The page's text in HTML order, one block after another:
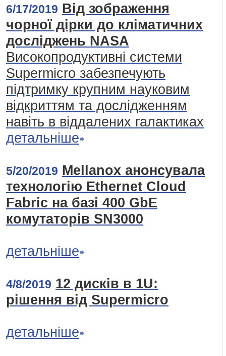
6/17/2019 Від зображення
чорної дірки до кліматичних
досліджень NASA
Високопродуктивні системи
Supermicro забезпечують
підтримку крупним науковим
відкриттям та дослідженням
навіть в віддалених галактиках
детальніше
5/20/2019 Mellanox анонсувала
технологію Ethernet Cloud
Fabric на базі 400 GbE
комутаторів SN3000
детальніше
4/8/2019 12 дисків в 1U:
рішення від Supermicro
детальніше